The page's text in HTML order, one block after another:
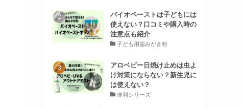
バイオペーストは子どもには
使えない？口コミや購入時の
注意点も紹介
子ども用歯みがき粉
アロベビー日焼け止めは虫よ
け対策にならない？新生児に
は使えない？
便利シリーズ